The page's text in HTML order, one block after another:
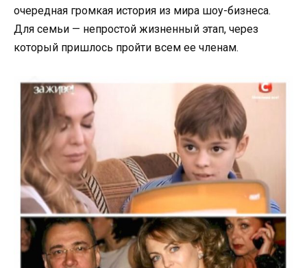
очередная громкая история из мира шоу-бизнеса.
Для семьи — непростой жизненный этап, через
который пришлось пройти всем ее членам.